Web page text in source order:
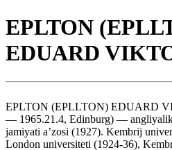
EPLTON
EDUARD
EPLTON (EPLLTON) EDUARD
— 1965.21.4, Edinburg) —
jamiyati a’zosi (1927). Kembrij
London universiteti (1924-36),